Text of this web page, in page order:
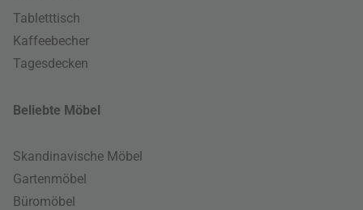
Tabletttisch
Kaffeebecher
Tagesdecken
Beliebte Möbel
Skandinavische Möbel
Gartenmöbel
Büromöbel